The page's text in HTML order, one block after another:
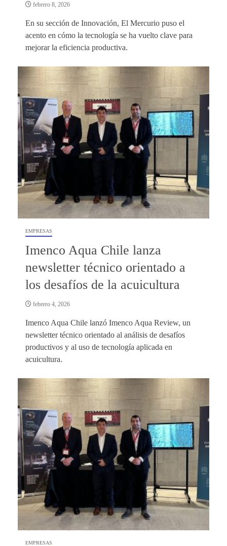
febrero 8, 2026
En su sección de Innovación, El Mercurio puso el
acento en cómo la tecnología se ha vuelto clave para
mejorar la eficiencia productiva.
EMPRESAS
Imenco Aqua Chile lanza
newsletter técnico orientado a
los desafíos de la acuicultura
febrero 4, 2026
Imenco Aqua Chile lanzó Imenco Aqua Review, un
newsletter técnico orientado al análisis de desafíos
productivos y al uso de tecnología aplicada en
acuicultura.
EMPRESAS